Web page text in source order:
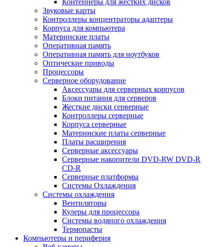
Контейнеры для жестких дисков
Звуковые карты
Контроллеры концентраторы адаптеры
Корпуса для компьютера
Материнские платы
Оперативная память
Оперативная память для ноутбуков
Оптические приводы
Процессоры
Серверное оборудование
Аксессуары для серверных корпусов
Блоки питания для серверов
Жесткие диски серверные
Контроллеры серверные
Корпуса серверные
Материнские платы серверные
Платы расширения
Серверные аксессуары
Серверные накопители DVD-RW DVD-R
CD-R
Серверные платформы
Системы Охлаждения
Системы охлаждения
Вентиляторы
Кулеры для процессора
Системы водяного охлаждения
Термопасты
Компьютеры и периферия